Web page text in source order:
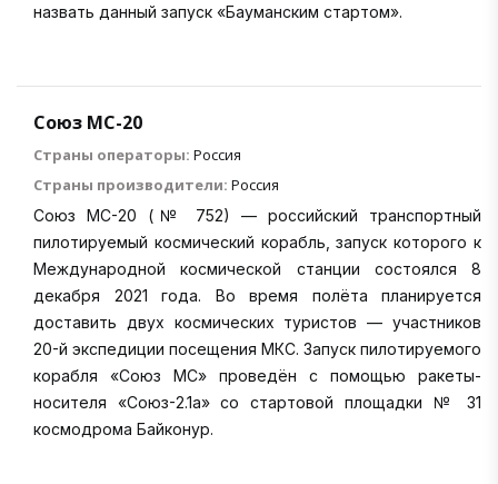
назвать данный запуск «Бауманским стартом».
Союз МС-20
Страны операторы: Россия
Страны производители: Россия
Союз МС-20 (№ 752) — российский транспортный
пилотируемый космический корабль, запуск которого к
Международной космической станции состоялся 8
декабря 2021 года. Во время полёта планируется
доставить двух космических туристов — участников
20-й экспедиции посещения МКС. Запуск пилотируемого
корабля «Союз МС» проведён с помощью ракеты-
носителя «Союз-2.1а» со стартовой площадки № 31
космодрома Байконур.